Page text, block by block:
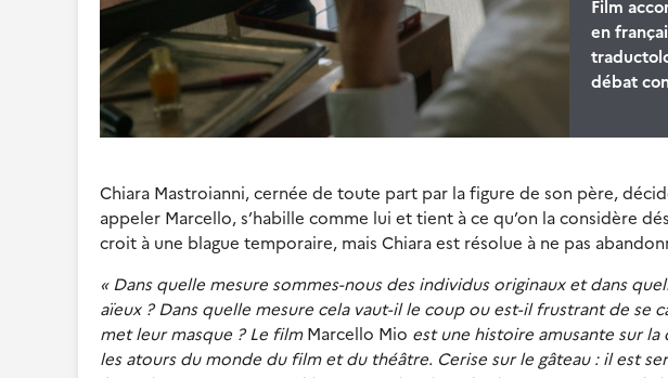
Film
en
débat
Chiara Mastroianni, cernée de toute part par la figure de son père,
appeler Marcello, s’habille comme lui et tient à ce qu’on la considère
croit à une blague temporaire, mais Chiara est résolue à ne pas
« Dans quelle mesure sommes-nous des individus originaux et dans
aïeux ? Dans quelle mesure cela vaut-il le coup ou est-il frustrant de se
met leur masque ? Le filmMarcello Mio est une histoire amusante sur
les atours du monde du film et du théâtre. Cerise sur le gâteau : il est